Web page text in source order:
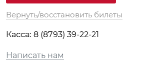
Вернуть/восстановить билеты
Касса: 8 (8793) 39-22-21
Написать нам